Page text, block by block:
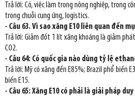
Trả lời: Có, việc làm trong nông nghiệp, trong
trong chuỗi cung ứng, logistics.
- Câu 63. Vì sao xăng E10 liên quan đến
Trả lời: Giảm đốt 1 lít xăng khoáng là giảm
CO2.
- Câu 64: Có quốc gia nào dùng tỷ lệ
Trả lời: Mỹ có xăng đến E85%; Brazil phổ biến
biến E15.
- Câu 65: Xăng E10 có phải là giải pháp